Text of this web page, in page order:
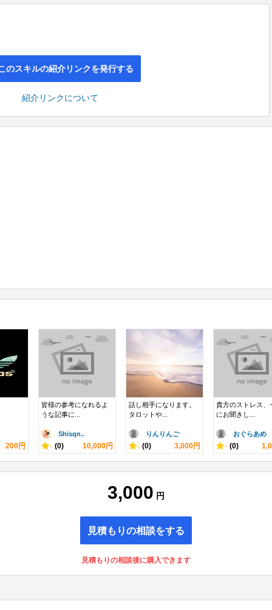
のスキルの紹介リンクを発行する
紹介リンクについて
200円
皆様の参考になれるよ
うな記事に...
Shisqn..
- (0) 10,000円
話し相手になります。
タロットや...
りんりんご
- (0) 3,000円
貴方のストレス、
にお聞きし...
おぐらあめ
- (0)
3,000 円
見積もりの相談をする
見積もりの相談後に購入できます